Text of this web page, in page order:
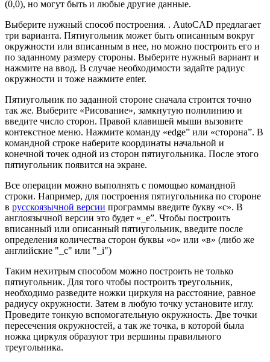
(0,0), но могут быть и любые другие данные.
Выберите нужный способ построения. . AutoCAD предлагает
три варианта. Пятиугольник может быть описанным вокруг
окружности или вписанным в нее, но можно построить его и
по заданному размеру стороны. Выберите нужный вариант и
нажмите на ввод. В случае необходимости задайте радиус
окружности и тоже нажмите enter.
Пятиугольник по заданной стороне сначала строится точно
так же. Выберите «Рисование», замкнутую полилинию и
введите число сторон. Правой клавишей мыши вызовите
контекстное меню. Нажмите команду «edge” или «сторона”. В
командной строке наберите координаты начальной и
конечной точек одной из сторон пятиугольника. После этого
пятиугольник появится на экране.
Все операции можно выполнять с помощью командной
строки. Например, для построения пятиугольника по стороне
в русскоязычной версии программы введите букву «с». В
англоязычной версии это будет «_e”. Чтобы построить
вписанный или описанный пятиугольник, введите после
определения количества сторон буквы «о» или «в» (либо же
английские "_с" или "_i")
Таким нехитрым способом можно построить не только
пятиугольник. Для того чтобы построить треугольник,
необходимо разведите ножки циркуля на расстояние, равное
радиусу окружности. Затем в любую точку установите иглу.
Проведите тонкую вспомогательную окружность. Две точки
пересечения окружностей, а так же точка, в которой была
ножка циркуля образуют три вершины правильного
треугольника.